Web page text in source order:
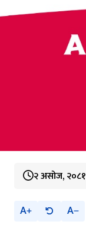
२ असोज, २०८१
A A